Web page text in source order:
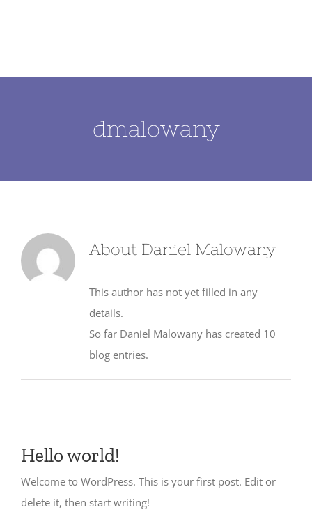
dmalowany
About Daniel Malowany
This author has not yet filled in any
details.
So far Daniel Malowany has created 10
blog entries.
Hello world!
Welcome to WordPress. This is your first post. Edit or
delete it, then start writing!